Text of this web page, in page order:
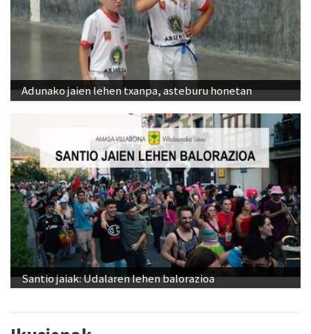
Adunako jaien lehen txanpa, asteburu honetan
Santio jaiak: Udalaren lehen balorazioa